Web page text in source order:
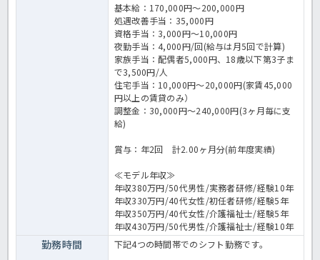
基本給：170,000円～200,000円
処遇改善手当：35,000円
資格手当：3,000円～10,000円
夜勤手当：4,000円/回(給与は月5回で計算)
家族手当：配偶者5,000円、18歳以下第3子ま
で3,500円/人
住宅手当：10,000円～20,000円(家賃45,000
円以上の賃貸のみ）
調整金：30,000円～240,000円(3ヶ月毎に支
給)
賞与：年2回 計2.00ヶ月分(前年度実績)
≪モデル年収≫
年収380万円/50代男性/実務者研修/経験10年
年収330万円/40代女性/初任者研修/経験5年
年収350万円/40代女性/介護福祉士/経験5年
年収430万円/50代男性/介護福祉士/経験10年
勤務時間 下記4つの時間帯でのシフト勤務です。